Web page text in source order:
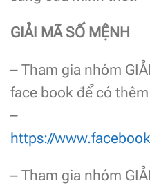
GIẢI MÃ SỐ MỆNH
– Tham gia nhóm
face book để có
–
https://
– Tham gia nhóm